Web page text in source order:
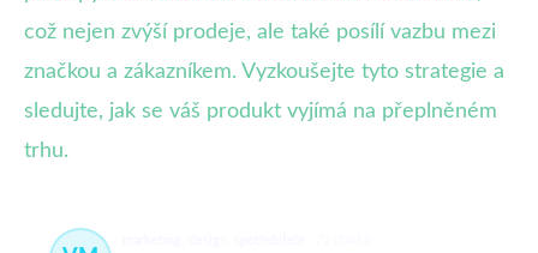
což nejen zvýší prodeje, ale také posílí vazbu mezi
značkou a zákazníkem. Vyzkoušejte tyto strategie a
sledujte, jak se váš produkt vyjímá na přeplněném
trhu.